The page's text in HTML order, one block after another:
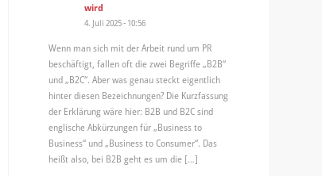
wird
4. Juli 2025 - 10:56
Wenn man sich mit der Arbeit rund um PR
beschäftigt, fallen oft die zwei Begriffe „B2B“
und „B2C“. Aber was genau steckt eigentlich
hinter diesen Bezeichnungen? Die Kurzfassung
der Erklärung wäre hier: B2B und B2C sind
englische Abkürzungen für „Business to
Business“ und „Business to Consumer“. Das
heißt also, bei B2B geht es um die […]